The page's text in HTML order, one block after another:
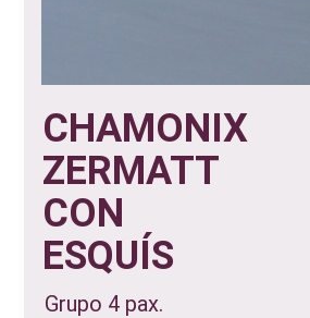
CHAMONIX
ZERMATT
CON
ESQUÍS
Grupo 4 pax.